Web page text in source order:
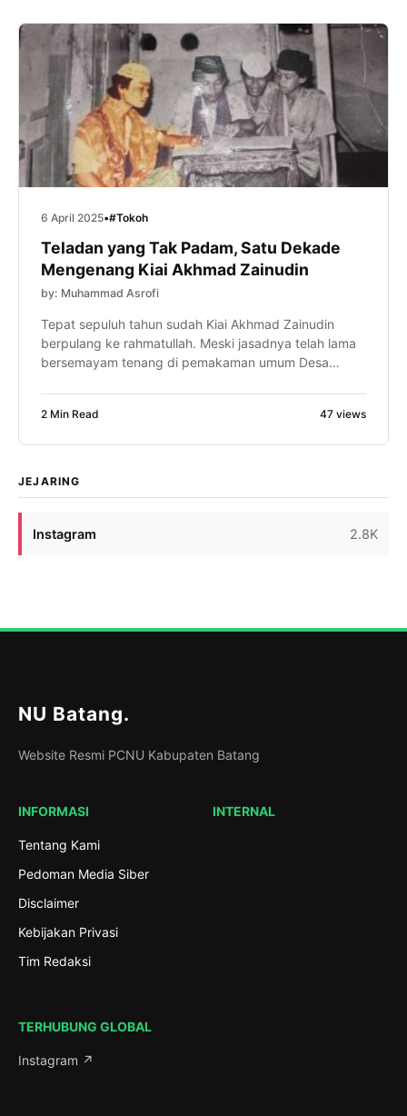
6 April 2025•#Tokoh
Teladan yang Tak Padam, Satu Dekade
Mengenang Kiai Akhmad Zainudin
by: Muhammad Asrofi
Tepat sepuluh tahun sudah Kiai Akhmad Zainudin
berpulang ke rahmatullah. Meski jasadnya telah lama
bersemayam tenang di pemakaman umum Desa
warga. Sosoknya yang bersahaja tetap menjadi
dengan gelar panjang atau […]
2 Min Read 47 views
JEJARING
Instagram 2.8K
NU Batang.
Website Resmi PCNU Kabupaten Batang
INFORMASI
Tentang Kami
Pedoman Media Siber
Disclaimer
Kebijakan Privasi
Tim Redaksi
INTERNAL
TERHUBUNG GLOBAL
Instagram ↗